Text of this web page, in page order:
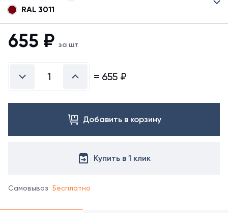
данного
указаны
возможные
заказа
другого
цвета
свяжитеяь
менеджером.
RAL 3011
655 ₽ за шт
= 655 ₽
Добавить в корзину
Купить в 1 клик
Самовывоз Бесплатно